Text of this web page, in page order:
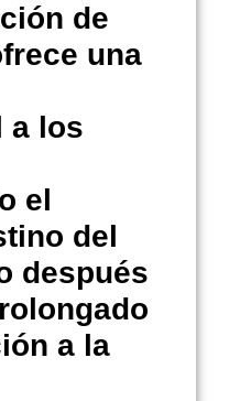
de
una
a los
el
del
después
a la